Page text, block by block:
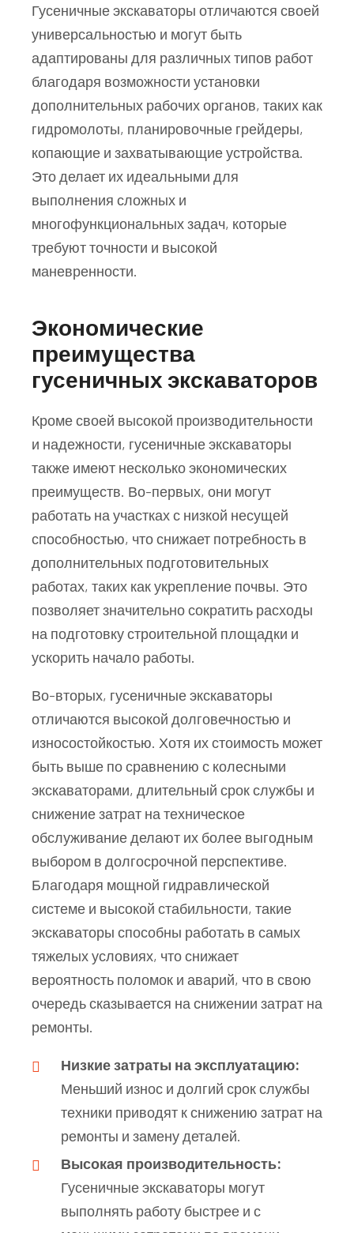
Гусеничные экскаваторы отличаются своей
универсальностью и могут быть
адаптированы для различных типов работ
благодаря возможности установки
дополнительных рабочих органов, таких как
гидромолоты, планировочные грейдеры,
копающие и захватывающие устройства.
Это делает их идеальными для
выполнения сложных и
многофункциональных задач, которые
требуют точности и высокой
маневренности.
Экономические
преимущества
гусеничных экскаваторов
Кроме своей высокой производительности
и надежности, гусеничные экскаваторы
также имеют несколько экономических
преимуществ. Во-первых, они могут
работать на участках с низкой несущей
способностью, что снижает потребность в
дополнительных подготовительных
работах, таких как укрепление почвы. Это
позволяет значительно сократить расходы
на подготовку строительной площадки и
ускорить начало работы.
Во-вторых, гусеничные экскаваторы
отличаются высокой долговечностью и
износостойкостью. Хотя их стоимость может
быть выше по сравнению с колесными
экскаваторами, длительный срок службы и
снижение затрат на техническое
обслуживание делают их более выгодным
выбором в долгосрочной перспективе.
Благодаря мощной гидравлической
системе и высокой стабильности, такие
экскаваторы способны работать в самых
тяжелых условиях, что снижает
вероятность поломок и аварий, что в свою
очередь сказывается на снижении затрат на
ремонты.
Низкие затраты на эксплуатацию:
Меньший износ и долгий срок службы
техники приводят к снижению затрат на
ремонты и замену деталей.
Высокая производительность:
Гусеничные экскаваторы могут
выполнять работу быстрее и с